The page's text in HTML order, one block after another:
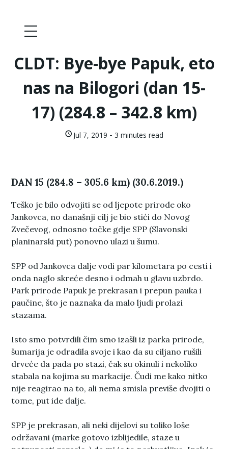
CLDT: Bye-bye Papuk, eto
nas na Bilogori (dan 15-
17) (284.8 – 342.8 km)
Jul 7, 2019 - 3 minutes read
DAN 15 (284.8 – 305.6 km) (30.6.2019.)
Teško je bilo odvojiti se od ljepote prirode oko
Jankovca, no današnji cilj je bio stići do Novog
Zvečevog, odnosno točke gdje SPP (Slavonski
planinarski put) ponovno ulazi u šumu.
SPP od Jankovca dalje vodi par kilometara po cesti i
onda naglo skreće desno i odmah u glavu uzbrdo.
Park prirode Papuk je prekrasan i prepun pauka i
paučine, što je naznaka da malo ljudi prolazi
stazama.
Isto smo potvrdili čim smo izašli iz parka prirode,
šumarija je odradila svoje i kao da su ciljano rušili
drveće da pada po stazi, čak su okinuli i nekoliko
stabala na kojima su markacije. Čudi me kako nitko
nije reagirao na to, ali nema smisla previše dvojiti o
tome, put ide dalje.
SPP je prekrasan, ali neki dijelovi su toliko loše
održavani (marke gotovo izblijedile, staze u